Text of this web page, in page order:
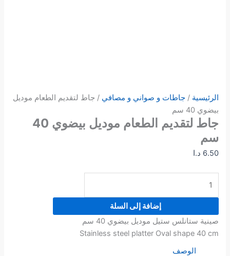
الرئيسية /جاطات و صواني و مصافي / جاط لتقديم الطعام موديل
بيضوي 40 سم
جاط لتقديم الطعام موديل بيضوي 40
سم
6.50 د.ا
إضافة إلى السلة
صينية ستانلس ستيل موديل بيضوي 40 سم
Stainless steel platter Oval shape 40 cm
الوصف